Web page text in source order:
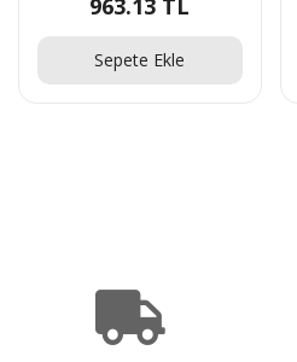
963.13 TL
Sepete Ekle